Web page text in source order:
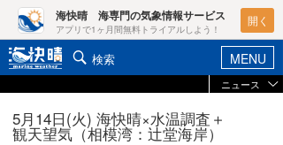
海快晴 海専門の気象情報サービス
アプリで1ヶ月間無料トライアルしよう！
開く
検索 MENU
ヘルプ&サポート マイホーム
ログイン
5月14日(火) 海快晴×水温調査＋
観天望気（相模湾：辻堂海岸）
ニュース
お知らせ